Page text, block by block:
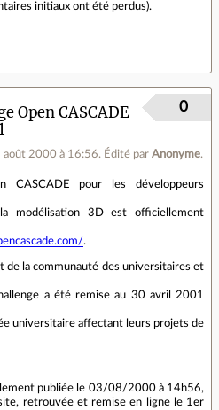
initiaux ont été perdus).
Open CASCADE
août 2000 à 16:56. Édité par Anonyme.
0
CASCADE pour les développeurs
modélisation 3D est officiellement
.
de la communauté des universitaires et
a été remise au 30 avril 2001
universitaire affectant leurs projets de
publiée le 03/08/2000 à 14h56,
retrouvée et remise en ligne le 1er